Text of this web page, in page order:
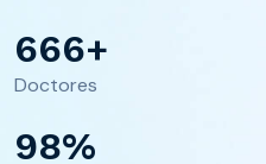
666+
Doctores
98%